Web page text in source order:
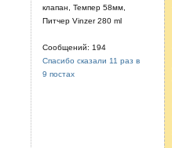
клапан, Темпер 58мм,
Питчер Vinzer 280 ml
Сообщений: 194
Спасибо сказали 11 раз в
9 постах